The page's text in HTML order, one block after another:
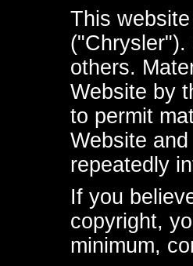
This
others.
Website by
to permit
Website
repeatedly
If you
copyright,
minimum,